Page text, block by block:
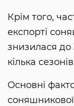
Крім того,
експорті
знизилася до
кілька
Основні
соняшникової